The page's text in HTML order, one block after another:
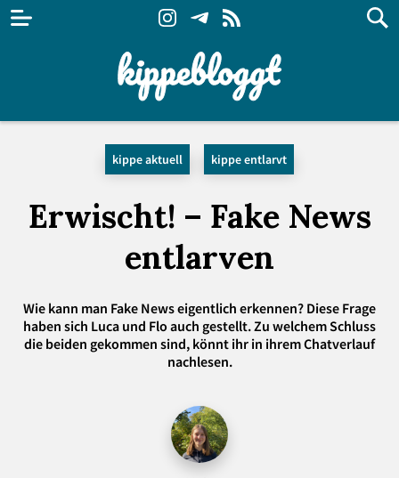
kippe aktuell kippe entlarvt
Erwischt! – Fake News
entlarven
Wie kann man Fake News eigentlich erkennen? Diese Frage
haben sich Luca und Flo auch gestellt. Zu welchem Schluss
die beiden gekommen sind, könnt ihr in ihrem Chatverlauf
nachlesen.